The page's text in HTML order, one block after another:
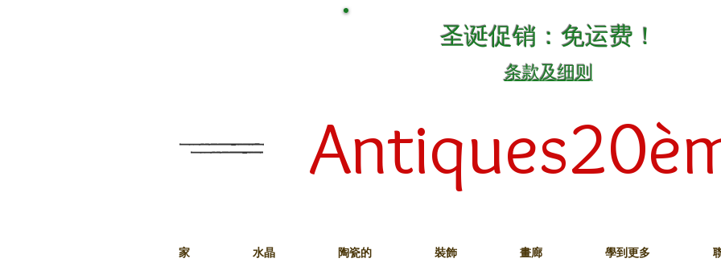
圣诞促销：免运费！
条款及细则
家 水晶 陶瓷的 裝飾 畫廊 學到更多